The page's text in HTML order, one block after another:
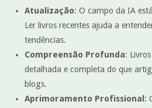
Atualização: O campo da IA
Ler livros recentes ajuda a
tendências.
Compreensão Profunda:
detalhada e completa do que
blogs.
Aprimoramento Profissional :